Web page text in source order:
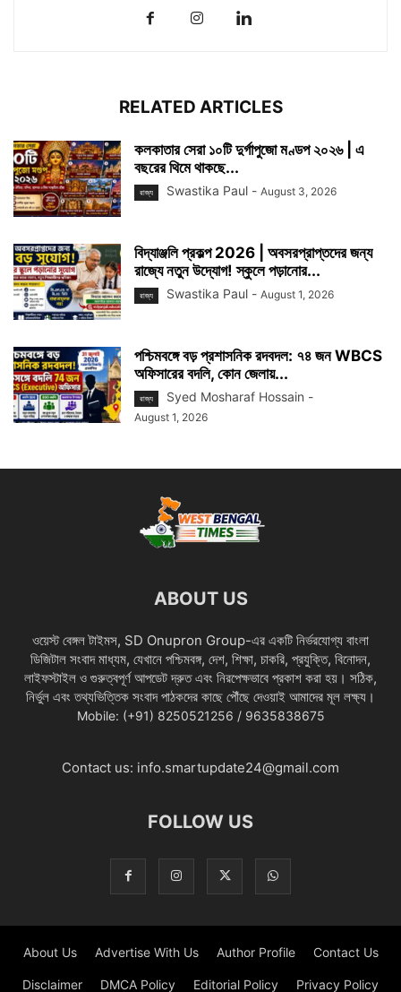
RELATED ARTICLES
কলকাতার সেরা ১০টি দুর্গাপুজো মণ্ডপ ২০২৬ | এ
বছরের থিমে থাকছে...
রাজ্য Swastika Paul - August 3, 2026
বিদ্যাঞ্জলি প্রকল্প 2026 | অবসরপ্রাপ্তদের জন্য
রাজ্যে নতুন উদ্যোগ! স্কুলে পড়ানোর...
রাজ্য Swastika Paul - August 1, 2026
পশ্চিমবঙ্গে বড় প্রশাসনিক রদবদল: ৭৪ জন WBCS
অফিসারের বদলি, কোন জেলায়...
রাজ্য Syed Mosharaf Hossain -
August 1, 2026
ABOUT US
ওয়েস্ট বেঙ্গল টাইমস, SD Onupron Group-এর একটি নির্ভরযোগ্য বাংলা
ডিজিটাল সংবাদ মাধ্যম, যেখানে পশ্চিমবঙ্গ, দেশ, শিক্ষা, চাকরি, প্রযুক্তি, বিনোদন,
লাইফস্টাইল ও গুরুত্বপূর্ণ আপডেট দ্রুত এবং নিরপেক্ষভাবে প্রকাশ করা হয়। সঠিক,
নির্ভুল এবং তথ্যভিত্তিক সংবাদ পাঠকদের কাছে পৌঁছে দেওয়াই আমাদের মূল লক্ষ্য।
Mobile: (+91) 8250521256 / 9635838675
Contact us: info.smartupdate24@gmail.com
FOLLOW US
About Us Advertise With Us Author Profile Contact Us
Disclaimer DMCA Policy Editorial Policy Privacy Policy